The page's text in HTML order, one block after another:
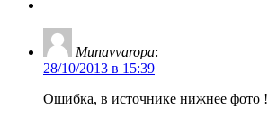
Munavvaropa:
28/10/2013 в 15:39
Ошибка, в источнике нижнее фото !